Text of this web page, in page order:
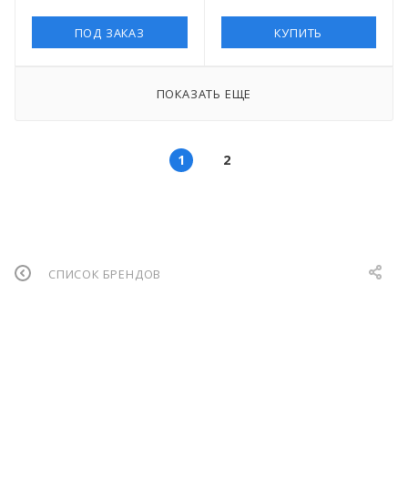
ПОД ЗАКАЗ КУПИТЬ
ПОКАЗАТЬ ЕЩЕ
1 2
СПИСОК БРЕНДОВ